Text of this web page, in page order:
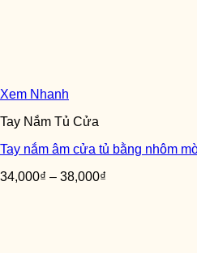
Xem Nhanh
Tay Nắm Tủ Cửa
Tay nắm âm cửa tủ bằng nhôm
34,000₫ – 38,000₫